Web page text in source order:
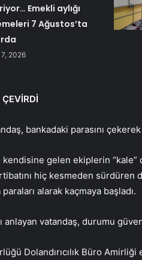
Emekli aylığı
7 Ağustos’ta
2026
bankadaki parasını
kendisine gelen ekiplerin “kale”
hiç kesmeden sürdüren
alarak kaçmaya başladı.
anlayan vatandaş, durumu
Dolandırıcılık Büro